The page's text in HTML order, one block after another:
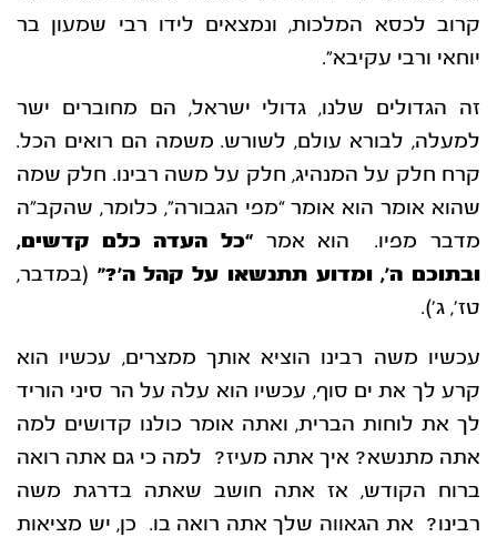
קרוב לכסא המלכות, ונמצאים לידו רבי שמעון בר
יוחאי ורבי עקיבא”.
זה הגדולים שלנו, גדולי ישראל, הם מחוברים ישר
למעלה, לבורא עולם, לשורש. משמה הם רואים הכל.
קרח חלק על המנהיג, חלק על משה רבינו. חלק שמה
שהוא אומר הוא אומר “מפי הגבורה”, כלומר, שהקב”ה
מדבר מפיו. הוא אמר“כל העדה כלם קדשים,
ובתוכם ה’, ומדוע תתנשאו על קהל ה’?” (במדבר,
טז’, ג’).
עכשיו משה רבינו הוציא אותך ממצרים, עכשיו הוא
קרע לך את ים סוף, עכשיו הוא עלה על הר סיני הוריד
לך את לוחות הברית, ואתה אומר כולנו קדושים למה
אתה מתנשא? איך אתה מעיז? למה כי גם אתה רואה
ברוח הקודש, אז אתה חושב שאתה בדרגת משה
רבינו? את הגאווה שלך אתה רואה בו. כן, יש מציאות